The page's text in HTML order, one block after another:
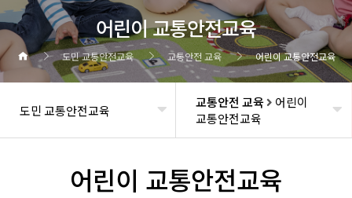
어린이 교통안전교육
도민 교통안전교육 교통안전 교육 어린이 교통안전교육
도민 교통안전교육 교통안전 교육
어린이
교통안전교육
어린이 교통안전교육